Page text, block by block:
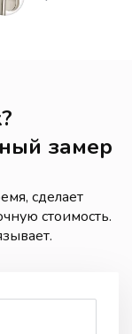
замер
сделает
стоимость.